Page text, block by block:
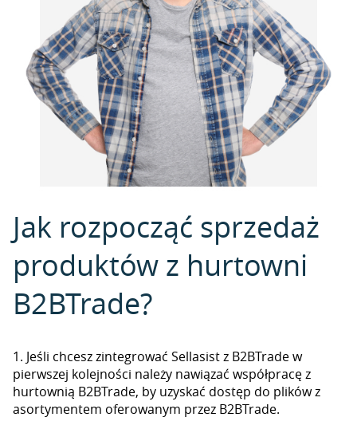
Jak rozpocząć sprzedaż
produktów z hurtowni
B2BTrade?
1. Jeśli chcesz zintegrować Sellasist z B2BTrade w
pierwszej kolejności należy nawiązać współpracę z
hurtownią B2BTrade, by uzyskać dostęp do plików z
asortymentem oferowanym przez B2BTrade.